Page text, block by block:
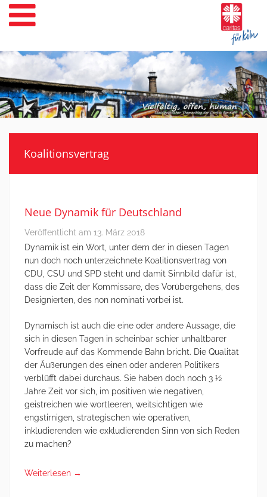
Weiter
zum
Inhalt
Koalitionsvertrag
Neue Dynamik für Deutschland
Veröffentlicht am 13. März 2018
Dynamik ist ein Wort, unter dem der in diesen Tagen
nun doch noch unterzeichnete Koalitionsvertrag von
CDU, CSU und SPD steht und damit Sinnbild dafür ist,
dass die Zeit der Kommissare, des Vorübergehens, des
Designierten, des non nominati vorbei ist.
Dynamisch ist auch die eine oder andere Aussage, die
sich in diesen Tagen in scheinbar schier unhaltbarer
Vorfreude auf das Kommende Bahn bricht. Die Qualität
der Äußerungen des einen oder anderen Politikers
verblüfft dabei durchaus. Sie haben doch noch 3 ½
Jahre Zeit vor sich, im positiven wie negativen,
geistreichen wie wortleeren, weitsichtigen wie
engstirnigen, strategischen wie operativen,
inkludierenden wie exkludierenden Sinn von sich Reden
zu machen?
Weiterlesen →